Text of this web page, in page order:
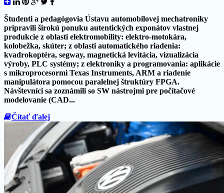
Študenti a pedagógovia Ústavu automobilovej mechatroniky
pripravili širokú ponuku autentických exponátov vlastnej
produkcie z oblasti elektromobility: elektro-motokára,
kolobežka, skúter; z oblasti automatického riadenia:
kvadrokoptéra, segway, magnetická levitácia, vizualizácia
výroby, PLC systémy; z elektroniky a programovania: aplikácie
s mikroprocesormi Texas Instruments, ARM a riadenie
manipulátora pomocou paralelnej štruktúry FPGA.
Návštevníci sa zoznámili so SW nástrojmi pre počítačové
modelovanie (CAD...
Čítať ďalej